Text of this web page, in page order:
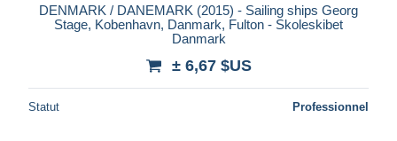
DENMARK / DANEMARK (2015) - Sailing ships Georg
Stage, Kobenhavn, Danmark, Fulton - Skoleskibet
Danmark
± 6,67 $US
Statut Professionnel